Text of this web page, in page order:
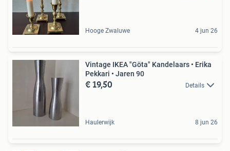
Hooge Zwaluwe 4 jun 26
Vintage IKEA "Göta" Kandelaars • Erika
Pekkari • Jaren 90
€ 19,50 Details
Haulerwijk 8 jun 26